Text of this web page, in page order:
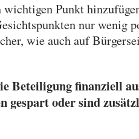
Punkt
nur wenig
wie auch auf
Beteiligung finanziell
gespart oder sind